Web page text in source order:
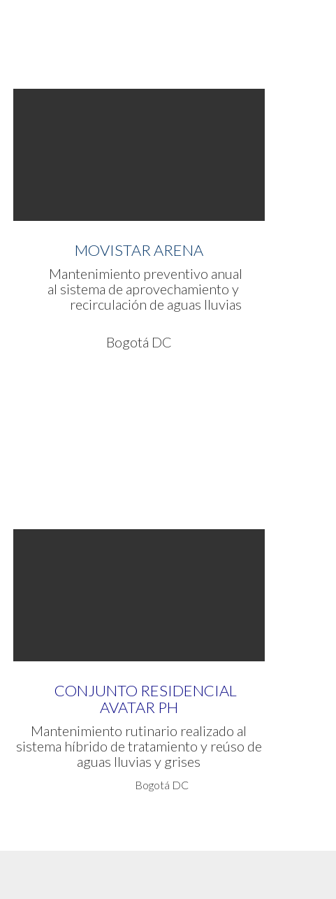
MOVISTAR ARENA
Mantenimiento preventivo anual
al sistema de aprovechamiento y
recirculación de aguas lluvias
Bogotá DC
CONJUNTO RESIDENCIAL
AVATAR PH
Mantenimiento rutinario realizado al
sistema híbrido de tratamiento y reúso de
aguas lluvias y grises
Bogotá DC